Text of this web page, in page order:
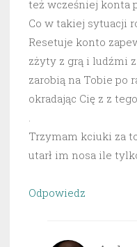
też wcześniej konta
Co w takiej sytuacji
Resetuje konto
zżyty z grą i ludźmi
zarobią na Tobie po
okradając Cię z z
.
Trzymam kciuki za
utarł im nosa ile
Odpowiedz